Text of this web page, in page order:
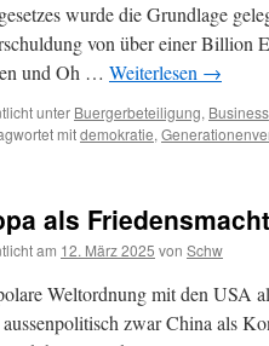
wurde die Grundlage
von über einer Billion
und Oh … Weiterlesen →
unter Buergerbeteiligung, Business
mitdemokratie,
als Friedensmacht
am 12. März 2025 von Schw
Weltordnung mit den USA
zwar China als